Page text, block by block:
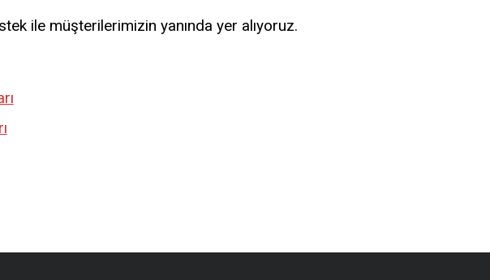
ile müşterilerimizin yanında yer alıyoruz.